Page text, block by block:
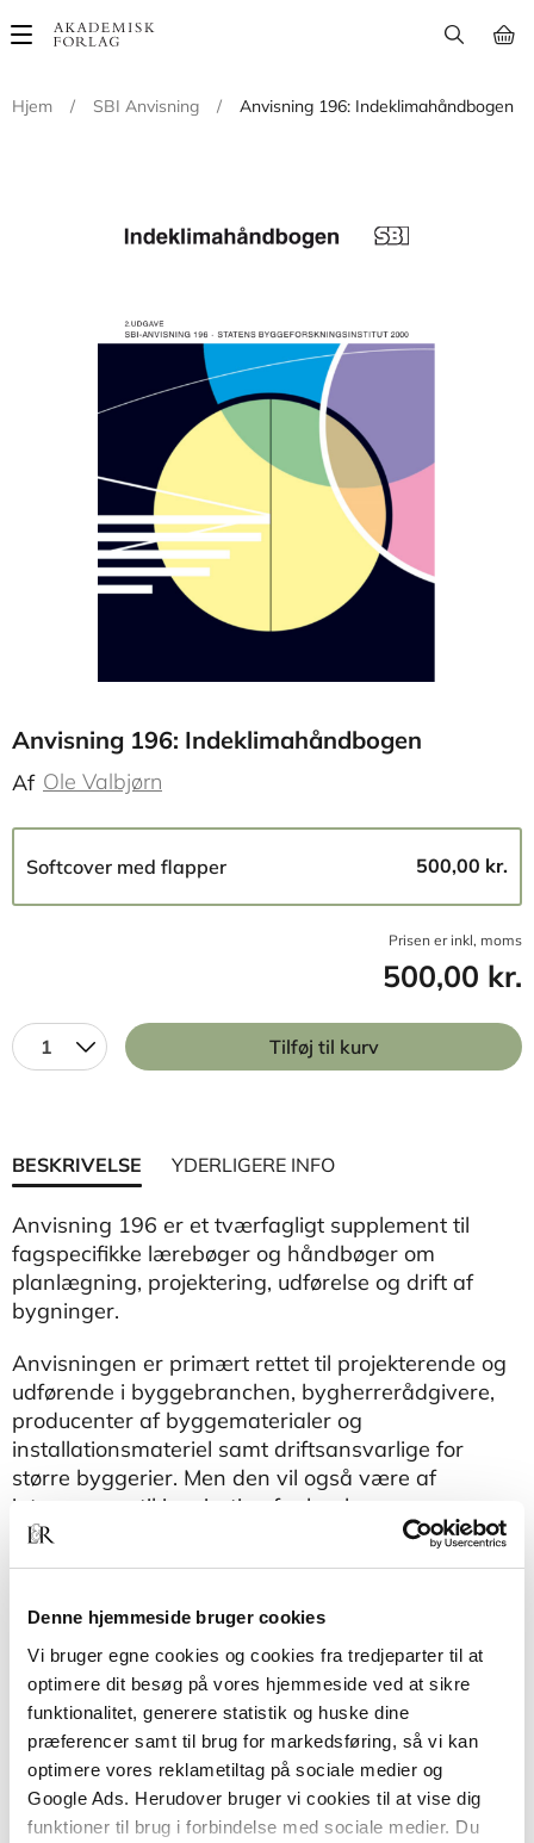
Denne hjemmeside bruger cookies
Vi bruger egne cookies og cookies fra tredjeparter til at
optimere dit besøg på vores hjemmeside ved at sikre
funktionalitet, generere statistik og huske dine
præferencer samt til brug for markedsføring, så vi kan
optimere vores reklametiltag på sociale medier og
Google Ads. Herudover bruger vi cookies til at vise dig
funktioner til brug i forbindelse med sociale medier. Du
Main
Hjem
/ SBI Anvisning / Anvisning 196: Indeklimahåndbogen
Anvisning 196: Indeklimahåndbogen
Af Ole Valbjørn
Softcover med flapper 500,00 kr.
Prisen er inkl, moms
500,00 kr.
1 Tilføj til kurv
BESKRIVELSE YDERLIGERE INFO
Anvisning 196 er et tværfagligt supplement til
fagspecifikke lærebøger og håndbøger om
planlægning, projektering, udførelse og drift af
bygninger.
Anvisningen er primært rettet til projekterende og
udførende i byggebranchen, bygherrerådgivere,
producenter af byggematerialer og
installationsmateriel samt driftsansvarlige for
større byggerier. Men den vil også være af
interesse og til inspiration for bygherrer,
bygningsmyndigheder, arbejdstilsyn og personer,
der deltager i planlægning af byggerier, fx
bedriftssundhedstjenester og embedslæger.